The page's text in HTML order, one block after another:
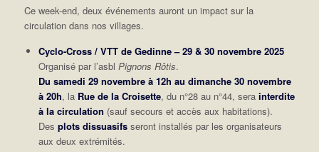
Ce week-end, deux événements auront un impact sur la
circulation dans nos villages.
Cyclo-Cross / VTT de Gedinne – 29 & 30 novembre 2025
Organisé par l’asbl Pignons Rôtis.
Du samedi 29 novembre à 12h au dimanche 30 novembre
à 20h, la Rue de la Croisette, du n°28 au n°44, sera interdite
à la circulation (sauf secours et accès aux habitations).
Des plots dissuasifsseront installés par les organisateurs
aux deux extrémités.